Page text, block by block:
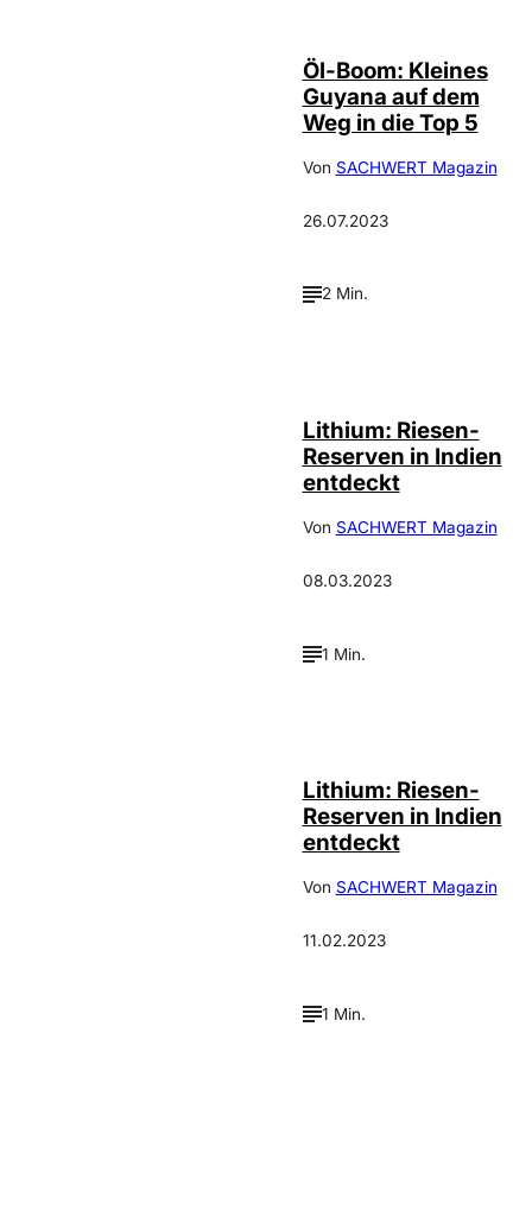
Öl-Boom: Kleines
Guyana auf dem
Weg in die Top 5
Von SACHWERT Magazin
26.07.2023
2 Min.
Lithium: Riesen-
Reserven in Indien
entdeckt
Von SACHWERT Magazin
08.03.2023
1 Min.
Lithium: Riesen-
Reserven in Indien
entdeckt
Von SACHWERT Magazin
11.02.2023
1 Min.